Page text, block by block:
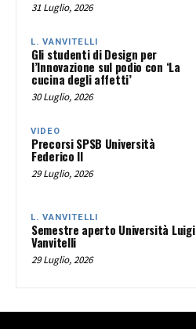
31 Luglio, 2026
L. VANVITELLI
Gli studenti di Design per
l’Innovazione sul podio con ‘La
cucina degli affetti’
30 Luglio, 2026
VIDEO
Precorsi SPSB Università
Federico II
29 Luglio, 2026
L. VANVITELLI
Semestre aperto Università Luigi
Vanvitelli
29 Luglio, 2026